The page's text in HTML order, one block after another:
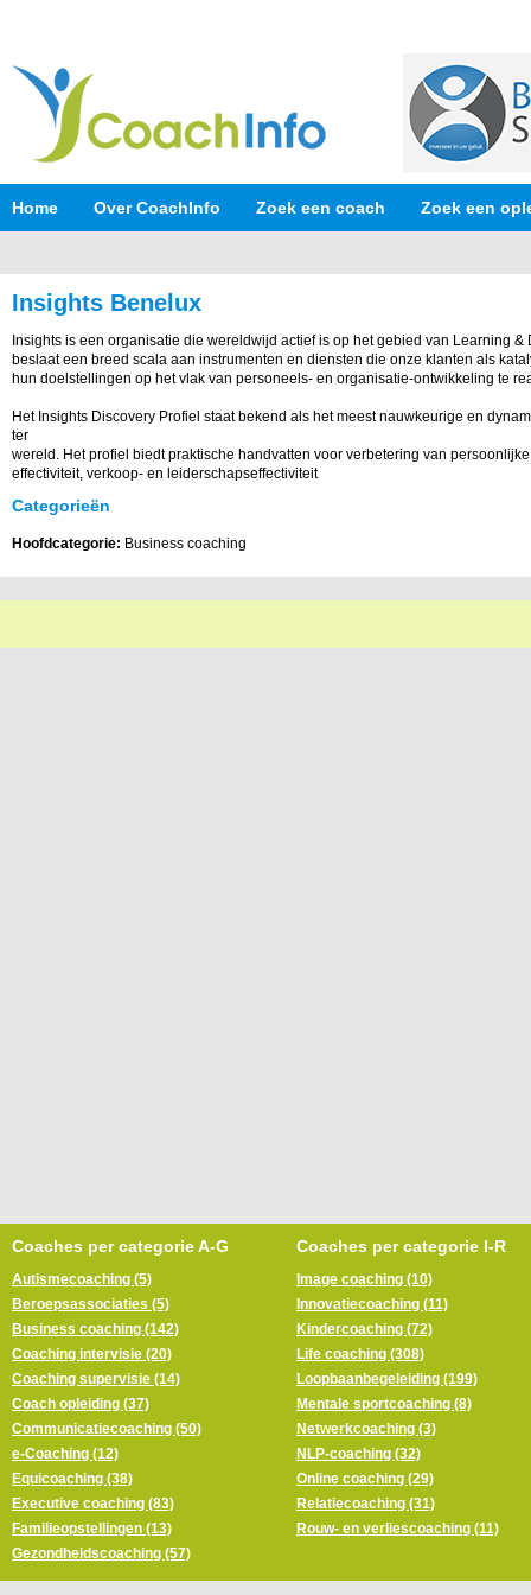
Home Over CoachInfo Zoek een coach Zoek een
Insights Benelux
Insights is een organisatie die wereldwijd actief is op het gebied van Learning &
beslaat een breed scala aan instrumenten en diensten die onze klanten als
hun doelstellingen op het vlak van personeels- en organisatie-ontwikkeling te
Het Insights Discovery Profiel staat bekend als het meest nauwkeurige en
ter
wereld. Het profiel biedt praktische handvatten voor verbetering van
effectiviteit, verkoop- en leiderschapseffectiviteit
Categorieën
Hoofdcategorie: Business coaching
Coaches per categorie A-G
Autismecoaching (5)
Beroepsassociaties (5)
Business coaching (142)
Coaching intervisie (20)
Coaching supervisie (14)
Coach opleiding (37)
Communicatiecoaching (50)
e-Coaching (12)
Equicoaching (38)
Executive coaching (83)
Familieopstellingen (13)
Gezondheidscoaching (57)
Coaches per categorie I-R
Image coaching (10)
Innovatiecoaching (11)
Kindercoaching (72)
Life coaching (308)
Loopbaanbegeleiding (199)
Mentale sportcoaching (8)
Netwerkcoaching (3)
NLP-coaching (32)
Online coaching (29)
Relatiecoaching (31)
Rouw- en verliescoaching (11)